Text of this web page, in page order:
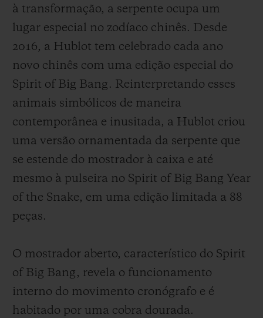
à transformação, a serpente ocupa um
lugar especial no zodíaco chinês. Desde
2016, a Hublot tem celebrado cada ano
novo chinês com uma edição especial do
Spirit of Big Bang. Reinterpretando esses
animais simbólicos de maneira
contemporânea e inusitada, a Hublot criou
uma versão ornamentada da serpente que
se estende do mostrador à caixa e até
mesmo à pulseira no Spirit of Big Bang Year
of the Snake, em uma edição limitada a 88
peças.
O mostrador aberto, característico do Spirit
of Big Bang, revela o funcionamento
interno do movimento cronógrafo e é
habitado por uma cobra dourada.
CONTATO
ENCONTRAR UMA